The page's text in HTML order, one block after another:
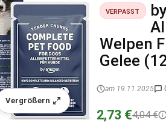
Vergrößern
VERPASST
Welpen
Gelee
am 19.11.2025
2,73 €4,04 €